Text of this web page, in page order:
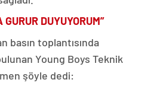
DUYUYORUM”
basın toplantısında
Young Boys Teknik
şöyle dedi: